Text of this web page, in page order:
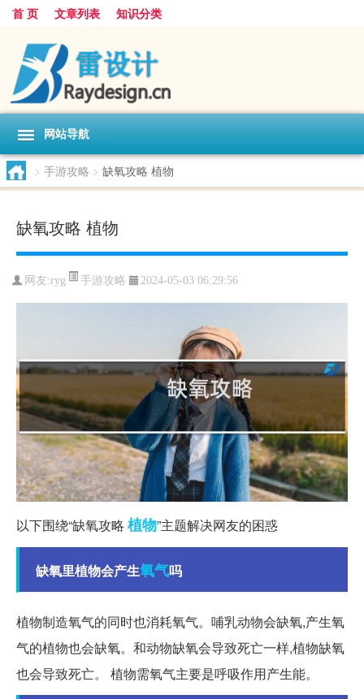
首 页 文章列表 知识分类
网站导航
> 手游攻略 > 缺氧攻略 植物
缺氧攻略 植物
网友:ryg 手游攻略 2024-05-03 06:29:56
以下围绕“缺氧攻略 植物”主题解决网友的困惑
缺氧里植物会产生氧气吗
植物制造氧气的同时也消耗氧气。哺乳动物会缺氧,产生氧
气的植物也会缺氧。和动物缺氧会导致死亡一样,植物缺氧
也会导致死亡。 植物需氧气主要是呼吸作用产生能。